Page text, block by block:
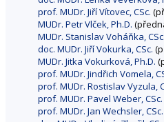
prof. MUDr. Jiří Vítovec, CSc.
MUDr. Petr Vlček, Ph.D.
MUDr. Stanislav Voháňka,
doc. MUDr. Jiří Vokurka, CSc.
MUDr. Jitka Vokurková, Ph.D.
prof. MUDr. Jindřich Vomela,
prof. MUDr. Rostislav Vyzula,
prof. MUDr. Pavel Weber, CSc.
prof. MUDr. Jan Wechsler, CSc.